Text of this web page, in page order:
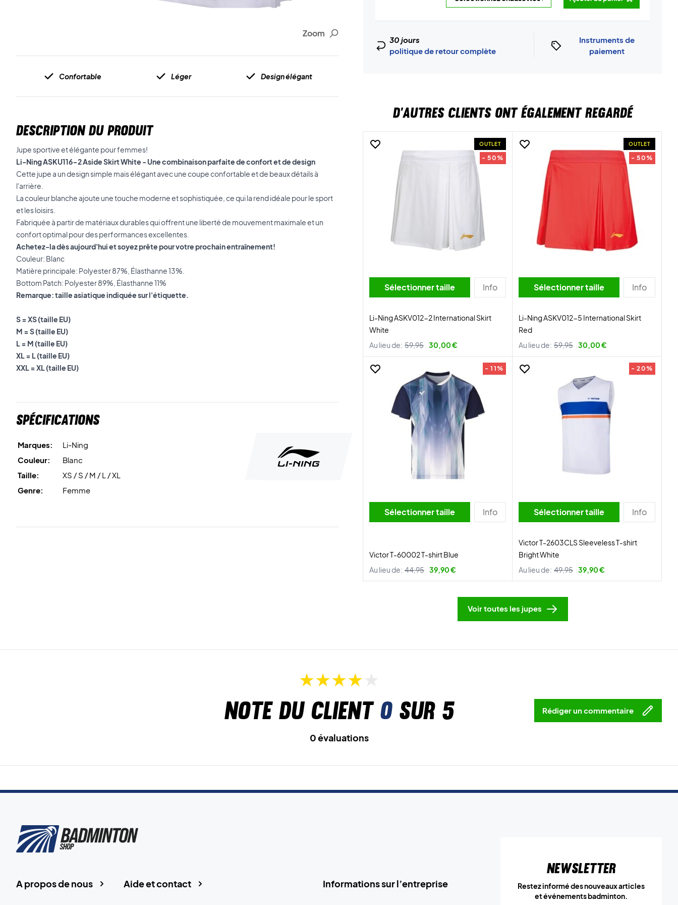
Zoom
Confortable Léger Design élégant
DESCRIPTION DU PRODUIT
Jupe sportive et élégante pour femmes!
Li-Ning ASKU116-2 Aside Skirt White - Une combinaison parfaite de confort et de design
Cette jupe a un design simple mais élégant avec une coupe confortable et de beaux détails à
l'arrière.
La couleur blanche ajoute une touche moderne et sophistiquée, ce qui la rend idéale pour le sport
et les loisirs.
Fabriquée à partir de matériaux durables qui offrent une liberté de mouvement maximale et un
confort optimal pour des performances excellentes.
Achetez-la dès aujourd'hui et soyez prête pour votre prochain entraînement!
Couleur: Blanc
Matière principale: Polyester 87%, Élasthanne 13%.
Bottom Patch: Polyester 89%, Élasthanne 11%
Remarque: taille asiatique indiquée sur l'étiquette.
S = XS (taille EU)
M = S (taille EU)
L = M (taille EU)
XL = L (taille EU)
XXL = XL (taille EU)
Spécifications
Marques:
Li-Ning
Couleur:
Blanc
Taille:
XS / S / M / L / XL
Genre:
Femme
30 jours
politique de retour complète
Instruments de
paiement
D'AUTRES CLIENTS ONT ÉGALEMENT REGARDÉ
OUTLET
- 50%
Sélectionner taille Info
Li-Ning ASKV012-2 International Skirt
White
Au lieu de: 59,95 30,00 €
OUTLET
- 50%
Sélectionner taille Info
Li-Ning ASKV012-5 International Skirt
Red
Au lieu de: 59,95 30,00 €
- 11%
Sélectionner taille Info
Victor T-60002 T-shirt Blue
Au lieu de: 44,95 39,90 €
- 20%
Sélectionner taille Info
Victor T-2603CLS Sleeveless T-shirt
Bright White
Au lieu de: 49,95 39,90 €
Voir toutes les jupes
Note du client 0sur 5 Rédiger un commentaire
0 évaluations
Informations sur l’entreprise
Aide et contact
A propos de nous
Newsletter
Restez informé des nouveaux articles
et événements badminton.